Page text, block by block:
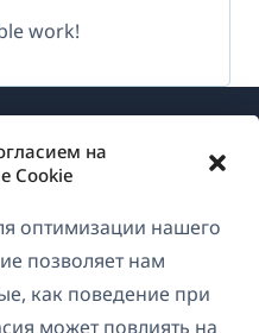
на
Cookie
оптимизации нашего
позволяет нам
как поведение при
может повлиять на
work!